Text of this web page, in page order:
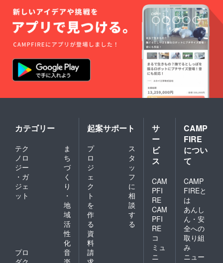
きま
す。 ※
カラー
選択の
際は、A
とBをお
間違え
のない
ようご
ださ
い！
《サイ
約
9.0cm
幅 / 約
12.5cm
厚さ /
1.0cm
量》 約
《素
材》
（A）岡
山県産
10号パ
ラフィ
布
ワッ
カテゴリー
テク
ノロ
ジー
・ガ
ジェ
ット
ま
ち
づ
く
り
・
地
域
活
性
化
プロ
音
起案サポート
プ
ロ
ジ
ェ
ク
ト
を
作
る
ス
タ
ッ
フ
に
相
談
す
る
資
料
請
サ
ー
ビ
ス
CAM
PFI
RE
CAM
PFI
RE
コ
ミュ
ニ
CAMP
FIRE
につい
て
CAMP
FIREと
は
あんし
ん・安
全への
取り組
み
ニュー